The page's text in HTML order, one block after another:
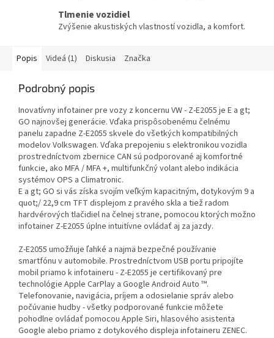
Tlmenie vozidiel
Zvýšenie akustiských vlastností vozidla, a komfort.
Popis Videá (1) Diskusia Značka
Podrobný popis
Inovatívny infotainer pre vozy z koncernu VW - Z-E2055 je E a gt;
GO najnovšej generácie. Vďaka prispôsobenému čelnému
panelu zapadne Z-E2055 skvele do všetkých kompatibilných
modelov Volkswagen. Vďaka prepojeniu s elektronikou vozidla
prostredníctvom zbernice CAN sú podporované aj komfortné
funkcie, ako MFA / MFA +, multifunkčný volant alebo indikácia
systémov OPS a Climatronic.
E a gt; GO si vás získa svojím veľkým kapacitným, dotykovým 9 a
quot;/ 22,9 cm TFT displejom z pravého skla a tiež radom
hardvérových tlačidiel na čelnej strane, pomocou ktorých možno
infotainer Z-E2055 úplne intuitívne ovládať aj za jazdy.
Z-E2055 umožňuje ľahké a najmä bezpečné používanie
smartfónu v automobile. Prostredníctvom USB portu pripojíte
mobil priamo k infotaineru - Z-E2055 je certifikovaný pre
technológie Apple CarPlay a Google Android Auto ™.
Telefonovanie, navigácia, príjem a odosielanie správ alebo
počúvanie hudby - všetky podporované funkcie môžete
pohodlne ovládať pomocou Apple Siri, hlasového asistenta
Google alebo priamo z dotykového displeja infotaineru ZENEC.